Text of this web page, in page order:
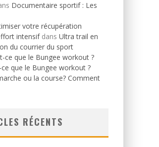
Documentaire sportif : Les
votre récupération
intensifdans Ultra trail en
du courrier du sport
ce que le Bungee workout ?
ce que le Bungee workout ?
ou la course? Comment
RÉCENTS